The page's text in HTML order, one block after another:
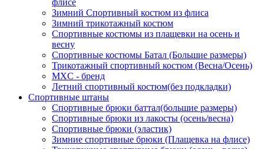
Зимний Спортивный костюм из флиса
Зимний трикотажный костюм
Спортивные костюмы из плащевки на осень и
весну
Спортивные костюмы Батал (Большие размеры)
Трикотажный спортивный костюм (Весна/Осень)
MXC - бренд
Летний спортивный костюм(без подкладки)
Спортивные штаны
Спортивные брюки баттал(большие размеры)
Спортивные брюки из лакосты (осень/весна)
Спортивные брюки (эластик)
Зимние спортивные брюки (Плащевка на флисе)